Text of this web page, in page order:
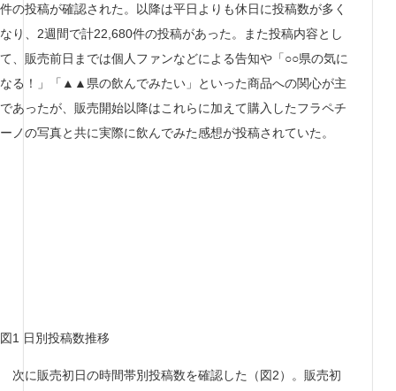
件の投稿が確認された。以降は平日よりも休日に投稿数が多く
なり、2週間で計22,680件の投稿があった。また投稿内容とし
て、販売前日までは個人ファンなどによる告知や「○○県の気に
なる！」「▲▲県の飲んでみたい」といった商品への関心が主
であったが、販売開始以降はこれらに加えて購入したフラペチ
ーノの写真と共に実際に飲んでみた感想が投稿されていた。
図1 日別投稿数推移
次に販売初日の時間帯別投稿数を確認した（図2）。販売初